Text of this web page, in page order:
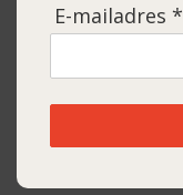
E-mailadres *